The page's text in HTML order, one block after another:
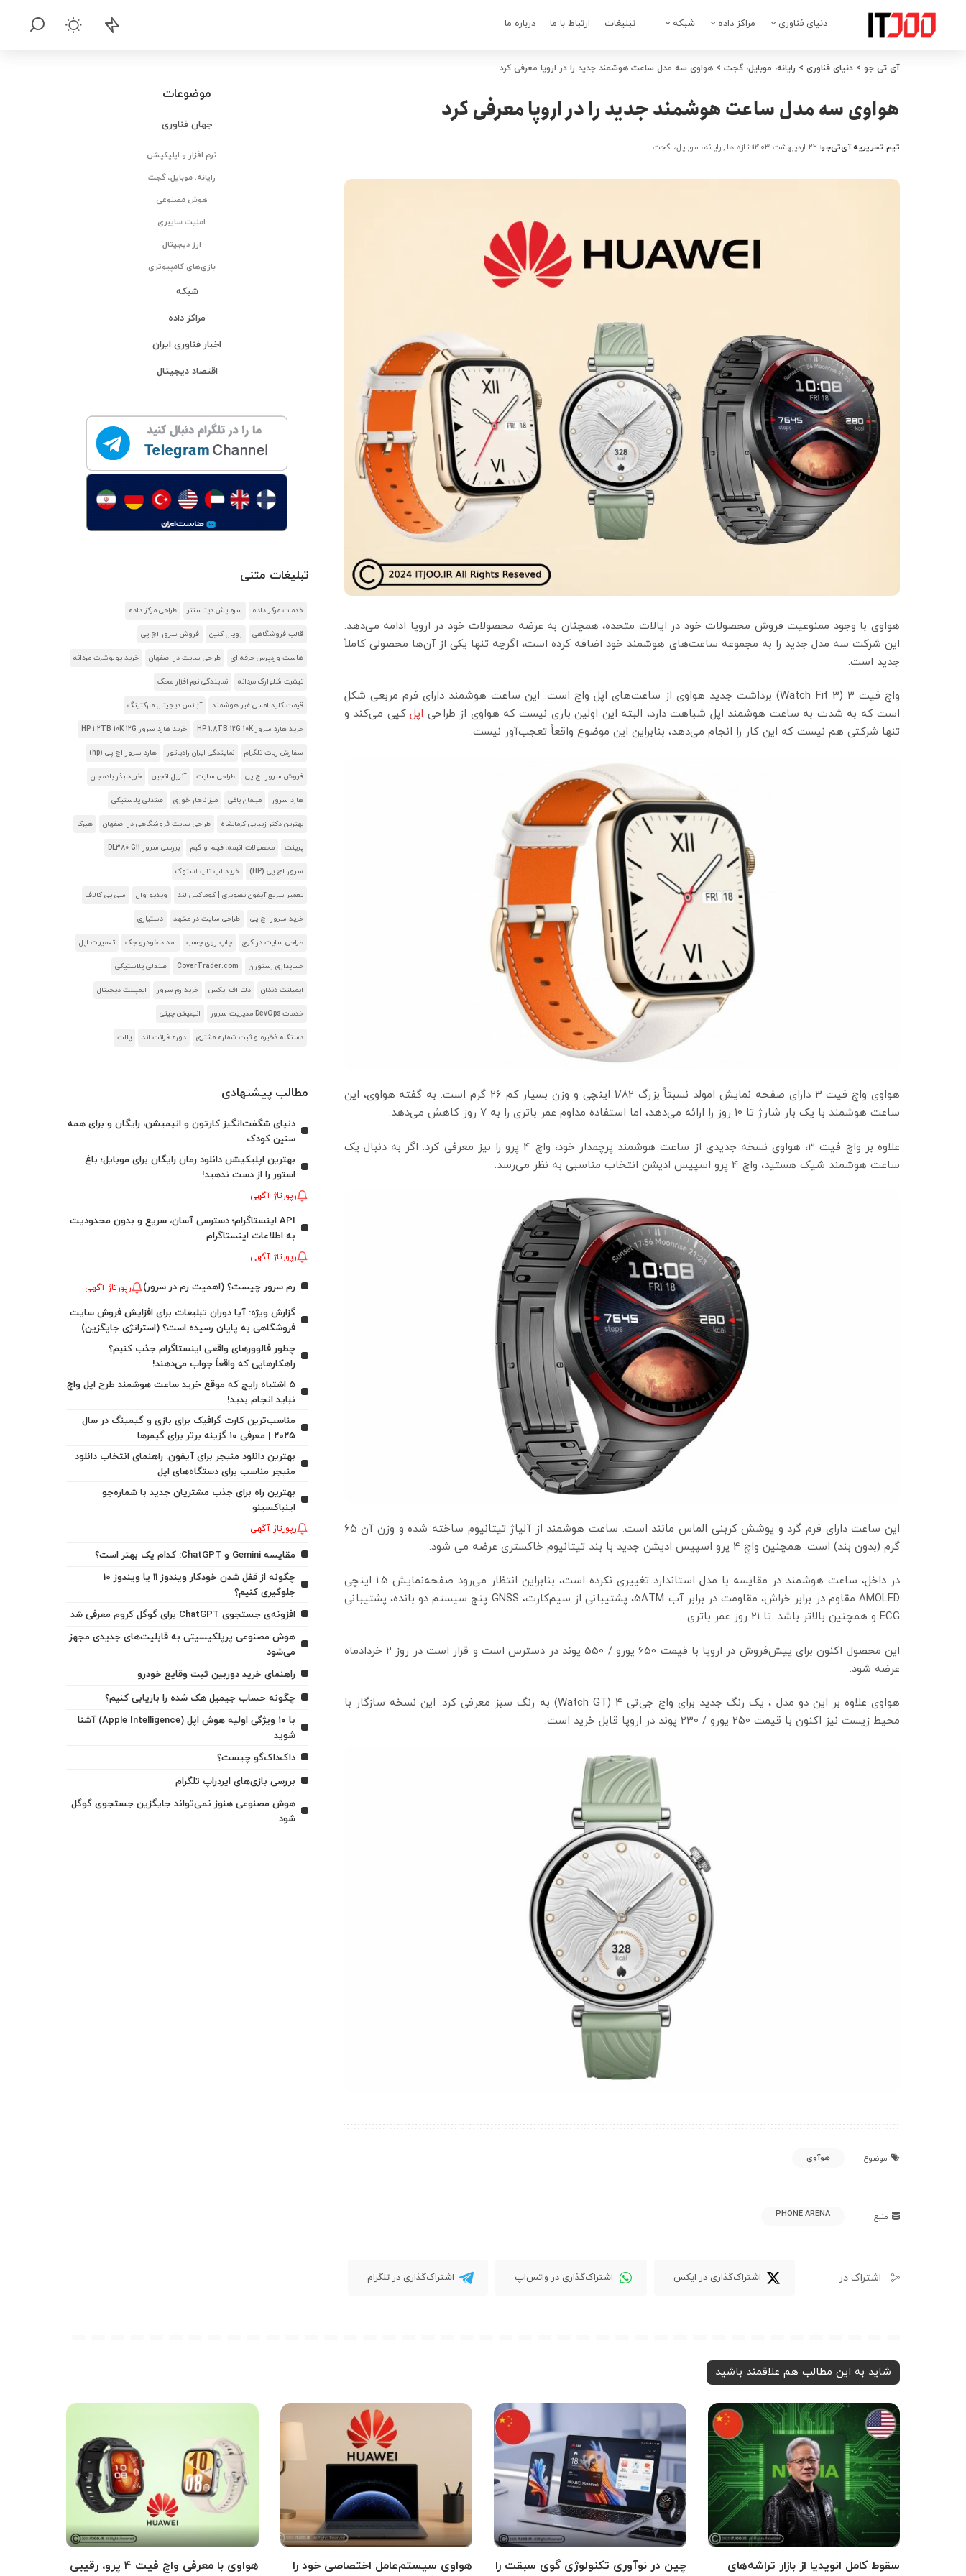
دنیای فناوری مراکز داده شبکه تبلیغات ارتباط با ما درباره ما
آی تی جو > دنیای فناوری > رایانه، موبایل، گجت > هواوی سه مدل ساعت هوشمند جدید را در اروپا معرفی کرد
هواوی سه مدل ساعت هوشمند جدید را در اروپا معرفی کرد
ارسال
توسط
تیم تحریریه آی‌تی‌جو ۲۲ اردیبهشت ۱۴۰۳ تازه ها رایانه، موبایل، گجت
هواوی با وجود ممنوعیت فروش محصولات خود در ایالات متحده، همچنان به عرضه محصولات خود در اروپا ادامه می‌دهد.
این شرکت سه مدل جدید را به مجموعه ساعت‌های هوشمند خود اضافه کرده است، اگرچه تنها یکی از آن‌ها محصولی کاملاً
جدید است.
واچ فیت ۳ (Watch Fit 3) برداشت جدید هواوی از ساعت‌های اپل واچ است. این ساعت هوشمند دارای فرم مربعی شکل
است که به شدت به ساعت هوشمند اپل شباهت دارد، البته این اولین باری نیست که هواوی از طراحی اپلکپی می‌کند و
تنها شرکتی هم نیست که این کار را انجام می‌دهد، بنابراین این موضوع واقعاً تعجب‌آور نیست.
هواوی واچ فیت 3 دارای صفحه نمایش امولد نسبتاً بزرگ 1/82 اینچی و وزن بسیار کم 26 گرم است. به گفته هواوی، این
ساعت هوشمند با یک بار شارژ تا 10 روز را ارائه می‌دهد، اما استفاده مداوم عمر باتری را به 7 روز کاهش می‌دهد.
علاوه بر واچ فیت 3، هواوی نسخه جدیدی از ساعت هوشمند پرچمدار خود، واچ 4 پرو را نیز معرفی کرد. اگر به دنبال یک
ساعت هوشمند شیک هستید، واچ 4 پرو اسپیس ادیشن انتخاب مناسبی به نظر می‌رسد.
این ساعت دارای فرم گرد و پوشش کربنی الماس مانند است. ساعت هوشمند از آلیاژ تیتانیوم ساخته شده و وزن آن 65
گرم (بدون بند) است. همچنین واچ 4 پرو اسپیس ادیشن جدید با بند تیتانیوم خاکستری عرضه می شود.
در داخل، ساعت هوشمند در مقایسه با مدل استاندارد تغییری نکرده است، بنابراین انتظار می‌رود صفحه‌نمایش 1.5 اینچی
AMOLED مقاوم در برابر خراش، مقاومت در برابر آب 5ATM، پشتیبانی از سیم‌کارت، GNSS پنج سیستم دو بانده، پشتیبانی
ECG و همچنین بالاتر باشد. تا 21 روز عمر باتری.
این محصول اکنون برای پیش‌فروش در اروپا با قیمت 650 یورو / 550 پوند در دسترس است و قرار است در روز 2 خردادماه
عرضه شود.
هواوی علاوه بر این دو مدل ، یک رنگ جدید برای واچ جی‌تی 4 (Watch GT) به رنگ سبز معرفی کرد. این نسخه سازگار با
محیط زیست نیز اکنون با قیمت 250 یورو / 230 پوند در اروپا قابل خرید است.
موضوع هوآوی
منبع PHONE ARENA
اشتراک در اشتراک‌گذاری در ایکس اشتراک‌گذاری در واتس‌اپ اشتراک‌گذاری در تلگرام
موضوعات
جهان فناوری
نرم افزار و اپلیکیشن
رایانه، موبایل، گجت
هوش مصنوعی
امنیت سایبری
ارز دیجیتال
بازی‌های کامپیوتری
شبکه
مراکز داده
اخبار فناوری ایران
اقتصاد دیجیتال
تبلیغات متنی
خدمات مرکز داده سرمایش دیتاسنتر طراحی مرکز داده
قالب فروشگاهی رویال کنین فروش سرور اچ پی
هاست وردپرس حرفه ای طراحی سایت در اصفهان خرید پولوشرت مردانه
تیشرت شلوارک مردانه نمایندگی نرم افزار محک
قیمت کلید لمسی غیر هوشمند آژانس دیجیتال مارکتینگ
خرید هارد سرور HP 1.8TB 12G 10K خرید هارد سرور HP 1.2TB 10K 12G
سفارش ربات تلگرام نمایندگی ایران رادیاتور هارد سرور اچ پی (hp)
فروش سرور اچ پی طراحی سایت آنریل انجین خرید بذر بادمجان
هارد سرور مبلمان باغی میز ناهار خوری صندلی پلاستیکی
بهترین دکتر زیبایی کرمانشاه طراحی سایت فروشگاهی در اصفهان هیرکا
پرینت محصولات انیمه، فیلم و گیم بررسی سرور DL380 G11
سرور اچ پی (HP) خرید لپ تاپ استوک
تعمیر سریع آیفون تصویری | کوماکس لند ویدیو وال سی پی کالاف
خرید سرور اچ پی طراحی سایت در مشهد دستیاری
طراحی سایت در کرج چاپ روی چسب امداد خودرو جک تعمیرات اپل
حسابداری رستوران CoverTrader.com صندلی پلاستیکی
ایمپلنت دندان دلتا اف ایکس خرید رم سرور ایمپلنت دیجیتال
خدمات DevOps مدیریت سرور انیمیشن چینی
دستگاه ذخیره و ثبت شماره مشتری دوره فرانت اند پالت
مطالب پیشنهادی
دنیای شگفت‌انگیز کارتون و انیمیشن، رایگان و برای همه
سنین کودک
بهترین اپلیکیشن دانلود رمان رایگان برای موبایل؛ باغ
استور را از دست ندهید!
رپورتاژ آگهی
API اینستاگرام؛ دسترسی آسان، سریع و بدون محدودیت
به اطلاعات اینستاگرام
رپورتاژ آگهی
رم سرور چیست؟ (اهمیت رم در سرور) رپورتاژ آگهی
گزارش ویژه: آیا دوران تبلیغات برای افزایش فروش سایت
فروشگاهی به پایان رسیده است؟ (استراتژی جایگزین)
چطور فالوورهای واقعی اینستاگرام جذب کنیم؟
راهکارهایی که واقعاً جواب می‌دهند!
5 اشتباه رایج که موقع خرید ساعت هوشمند طرح اپل واچ
نباید انجام بدید!
مناسب‌ترین کارت گرافیک برای بازی و گیمینگ در سال
۲۰۲۵ | معرفی ۱۰ گزینه برتر برای گیمرها
بهترین دانلود منیجر برای آیفون: راهنمای انتخاب دانلود
منیجر مناسب برای دستگاه‌های اپل
بهترین راه برای جذب مشتریان جدید با شماره‌جو
اینباکسینو
رپورتاژ آگهی
مقایسه Gemini و ChatGPT: کدام یک بهتر است؟
چگونه از قفل شدن خودکار ویندوز 11 یا ویندوز 10
جلوگیری کنیم؟
افزونه‌ی جستجوی ChatGPT برای گوگل کروم معرفی شد
هوش مصنوعی پرپلکیسیتی به قابلیت‌های جدیدی مجهز
می‌شود
راهنمای خرید دوربین ثبت وقایع خودرو
چگونه حساب جیمیل هک شده را بازیابی کنیم؟
با ۱۰ ویژگی اولیه هوش اپل (Apple Intelligence) آشنا
شوید
داک‌داک‌گو چیست؟
بررسی بازی‌های ایردراپ تلگرام
هوش مصنوعی هنوز نمی‌تواند جایگزین جستجوی گوگل
شود
شاید به این مطالب هم علاقمند باشید
سقوط کامل انویدیا از بازار تراشه‌های
چین در نوآوری تکنولوژی گوی سبقت را
هواوی سیستم‌عامل اختصاصی خود را
هواوی با معرفی واچ فیت ۴ پرو، رقیبی